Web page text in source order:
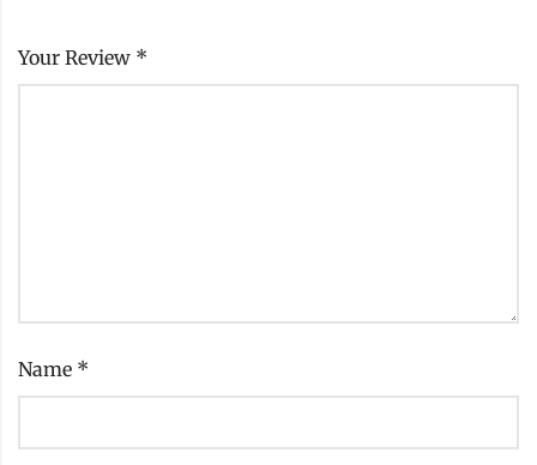
Your Review *
Name *